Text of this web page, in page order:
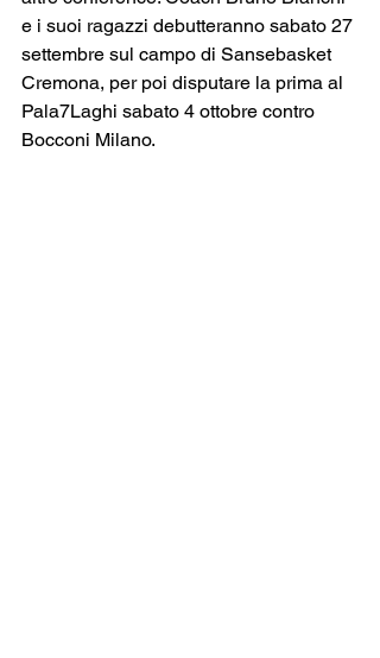
e i suoi ragazzi debutteranno sabato 27
settembre sul campo di Sansebasket
Cremona, per poi disputare la prima al
Pala7Laghi sabato 4 ottobre contro
Bocconi Milano.